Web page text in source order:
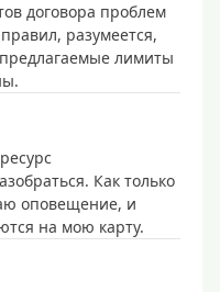
договора проблем
разумеется,
лимиты
Как только
оповещение, и
на мою карту.